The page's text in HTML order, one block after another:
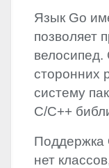
Язык Go
позволяет
сторонних
систему
C/C++
Поддержка
нет